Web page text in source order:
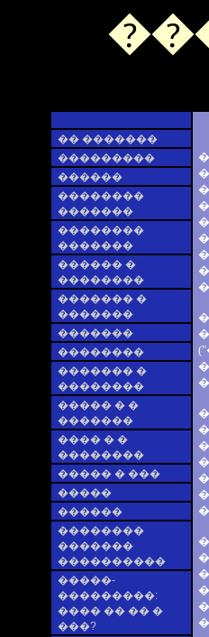
�� �������
���������
������
��������
�������
��������
�������
������ �
��������
������� �
�������
�������
��������
������� �
��������
����� � �
�������
���� � �
��������
����� � ���
�����
������
��������
�������
����������
�����-
���������:
���� �� �� �
���?